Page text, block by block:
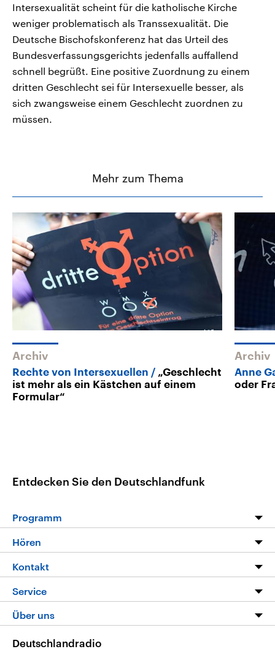
Intersexualität scheint für die katholische Kirche
weniger problematisch als Transsexualität. Die
Deutsche Bischofskonferenz hat das Urteil des
Bundesverfassungsgerichts jedenfalls auffallend
schnell begrüßt. Eine positive Zuordnung zu einem
dritten Geschlecht sei für Intersexuelle besser, als
sich zwangsweise einem Geschlecht zuordnen zu
müssen.
Mehr zum Thema
Archiv
Rechte von Intersexuellen
„Geschlecht
ist mehr als ein Kästchen auf einem
Formular“
Archiv
Anne
oder
Entdecken Sie den Deutschlandfunk
Programm
Die Nachrichten
Nachrichtenleicht
Neue Beiträge auf dlf.de
Hören
Livestream
Podcasts
Deutschlandfunk App
Nachrichten App
Kontakt
Service
FAQ
Über uns
Deutschlandradio